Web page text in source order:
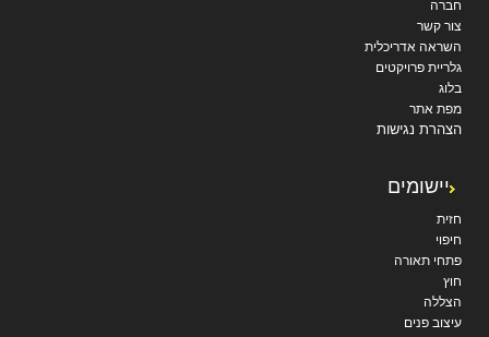
חברה
צור קשר
השראה אדריכלית
גלריית פרויקטים
בלוג
מפת אתר
הצהרת נגישות
יישומים
חזית
חיפוי
פתחי תאורה
חוץ
הצללה
עיצוב פנים